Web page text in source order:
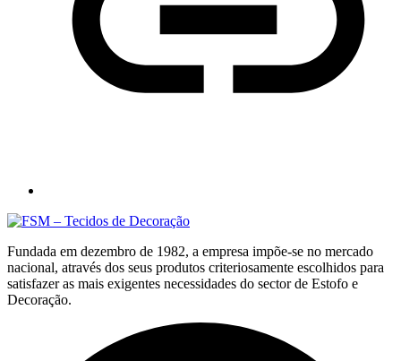
Fundada em dezembro de 1982, a empresa impõe-se no mercado
nacional, através dos seus produtos criteriosamente escolhidos para
satisfazer as mais exigentes necessidades do sector de Estofo e
Decoração.